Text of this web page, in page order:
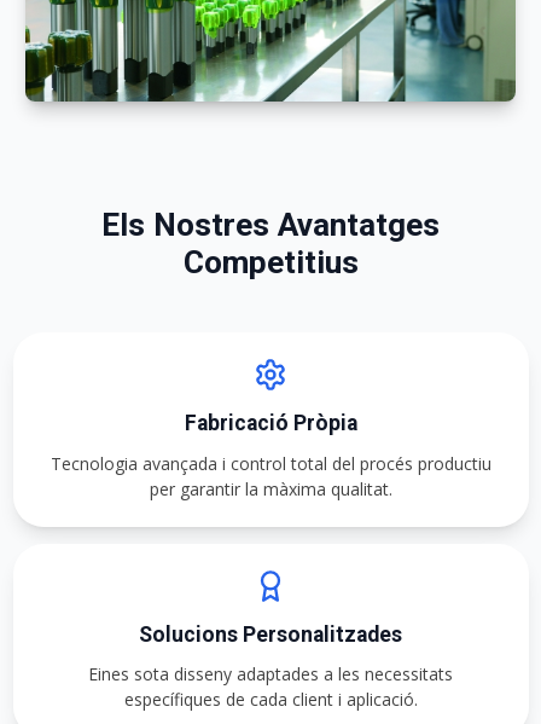
Els Nostres Avantatges
Competitius
Fabricació Pròpia
Tecnologia avançada i control total del procés productiu
per garantir la màxima qualitat.
Solucions Personalitzades
Eines sota disseny adaptades a les necessitats
específiques de cada client i aplicació.